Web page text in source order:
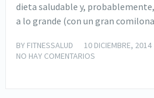
dieta saludable y,
a lo grande (con un gran
BY FITNESSALUD 10 DICIEMBRE, 2014
NO HAY COMENTARIOS